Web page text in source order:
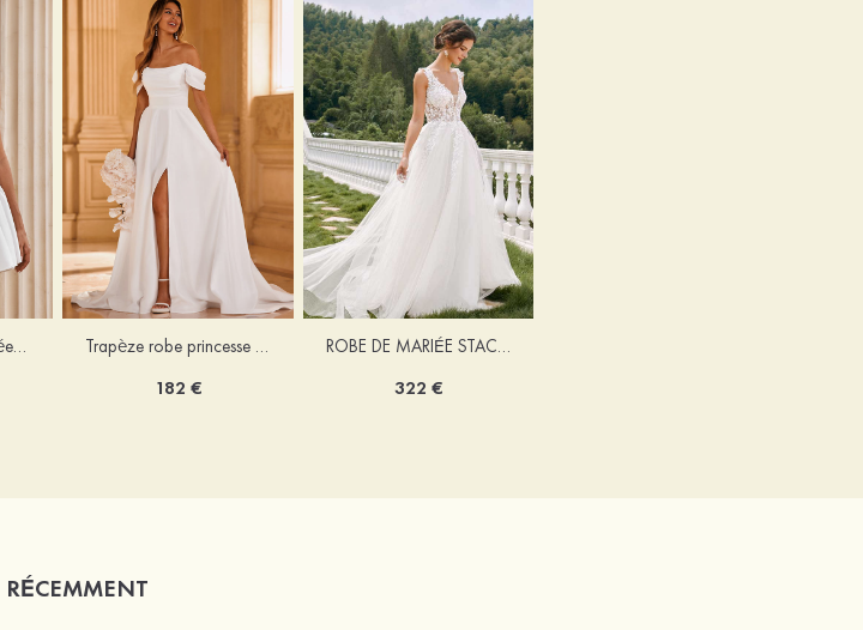
Délicate trapèze carrée satin courte/mini robe de mariée Trapèze robe princesse épaule dénudée traîne chapelle satin robe de mariée
182 €
ROBE DE MARIÉE STACEES ALONA
322 €